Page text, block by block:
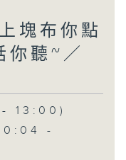
塊布你點
你聽~／
13:00)
-